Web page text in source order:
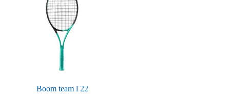
Boom team l 22